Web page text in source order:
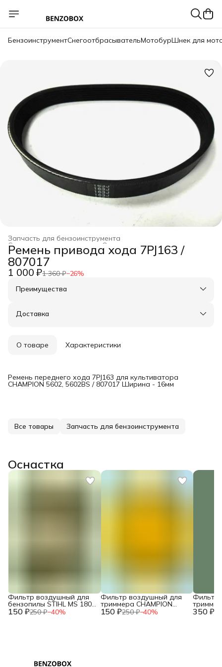
БензоинструментСнегоотбрасывательМотобурШнек для
Запчасть для бензоинструмента
Оснастка для инструмента
Строительство и ремонт
Главная ›
Ремень привода хода 7PJ163 /
807017
1 000 ₽1 360 ₽−26%
Преимущества
Оплата частями в Сплит
Удобный возврат
Доставка
О товаре Характеристики
Ремень переднего хода 7PJ163 для культиватора
CHAMPION 5602, 5602BS / 807017 Ширина - 16мм
Все товары Запчасть для бензоинструмента
Оснастка
150 ₽250 ₽−40%
Фильтр воздушный для
бензопилы STIHL MS 180
двухслойный NEW c 150 ₽250 ₽−40%
Фильтр воздушный для
триммера CHAMPION
T444S-2 / HUSQVARNA 350 ₽
Фильтр
T463S-